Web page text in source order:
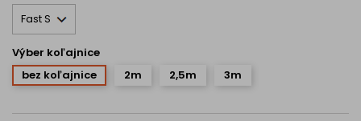
Výber koľajnice
bez koľajnice
2m 2,5m 3m